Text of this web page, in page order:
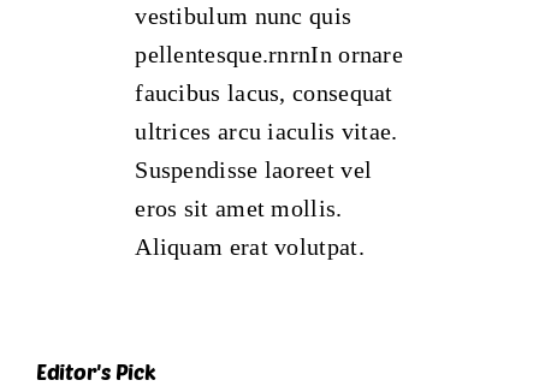
vestibulum nunc quis
pellentesque.rnrnIn ornare
faucibus lacus, consequat
ultrices arcu iaculis vitae.
Suspendisse laoreet vel
eros sit amet mollis.
Aliquam erat volutpat.
Editor's Pick